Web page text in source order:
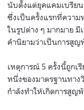
นับตั้งแต่ยุคแคมเบรีย
ซึ่งเป็นครั้งแรกที่ความ
ในรูปต่าง ๆ มากมาย
คำนิยามว่าเป็นการสู
เหตุการณ์ 5 ครั้งนี้ถูกเรี
หนึ่งของมาตรฐานทา
กำลังทำให้เกิดการสูญ